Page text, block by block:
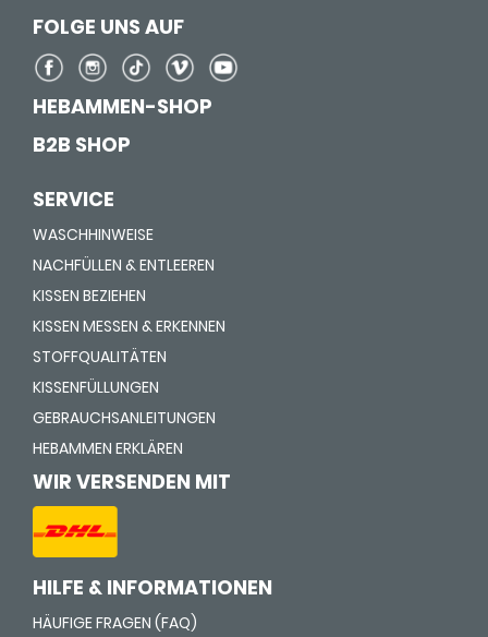
FOLGE UNS AUF
HEBAMMEN-SHOP
B2B SHOP
SERVICE
WASCHHINWEISE
NACHFÜLLEN & ENTLEEREN
KISSEN BEZIEHEN
KISSEN MESSEN & ERKENNEN
STOFFQUALITÄTEN
KISSENFÜLLUNGEN
GEBRAUCHSANLEITUNGEN
HEBAMMEN ERKLÄREN
WIR VERSENDEN MIT
HILFE & INFORMATIONEN
HÄUFIGE FRAGEN (FAQ)